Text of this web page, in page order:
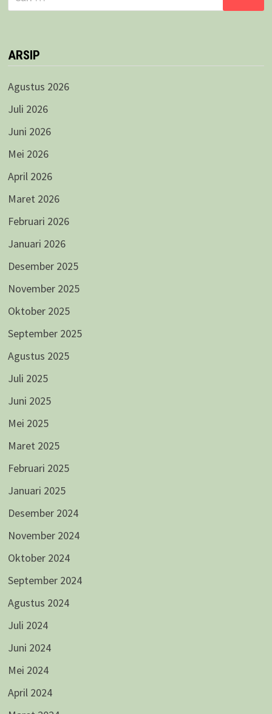
untuk:
ARSIP
Agustus 2026
Juli 2026
Juni 2026
Mei 2026
April 2026
Maret 2026
Februari 2026
Januari 2026
Desember 2025
November 2025
Oktober 2025
September 2025
Agustus 2025
Juli 2025
Juni 2025
Mei 2025
Maret 2025
Februari 2025
Januari 2025
Desember 2024
November 2024
Oktober 2024
September 2024
Agustus 2024
Juli 2024
Juni 2024
Mei 2024
April 2024